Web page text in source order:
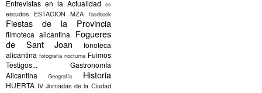
Entrevistas en la Actualidad es
escudos ESTACION MZA facebook
Fiestas de la Provincia
filmoteca alicantina
Fogueres
de Sant Joan
fonoteca
alicantina fotografia nocturna Fuimos
Testigos...
Gastronomía
Alicantina
Geografía Historia
HUERTA IV Jornadas de la Ciudad